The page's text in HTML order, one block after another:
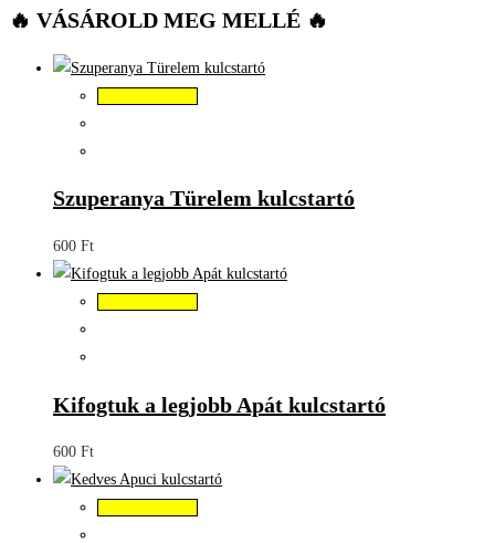
🔥 VÁSÁROLD MEG MELLÉ 🔥
Szuperanya Türelem kulcstartó
600 Ft
Kifogtuk a legjobb Apát kulcstartó
600 Ft